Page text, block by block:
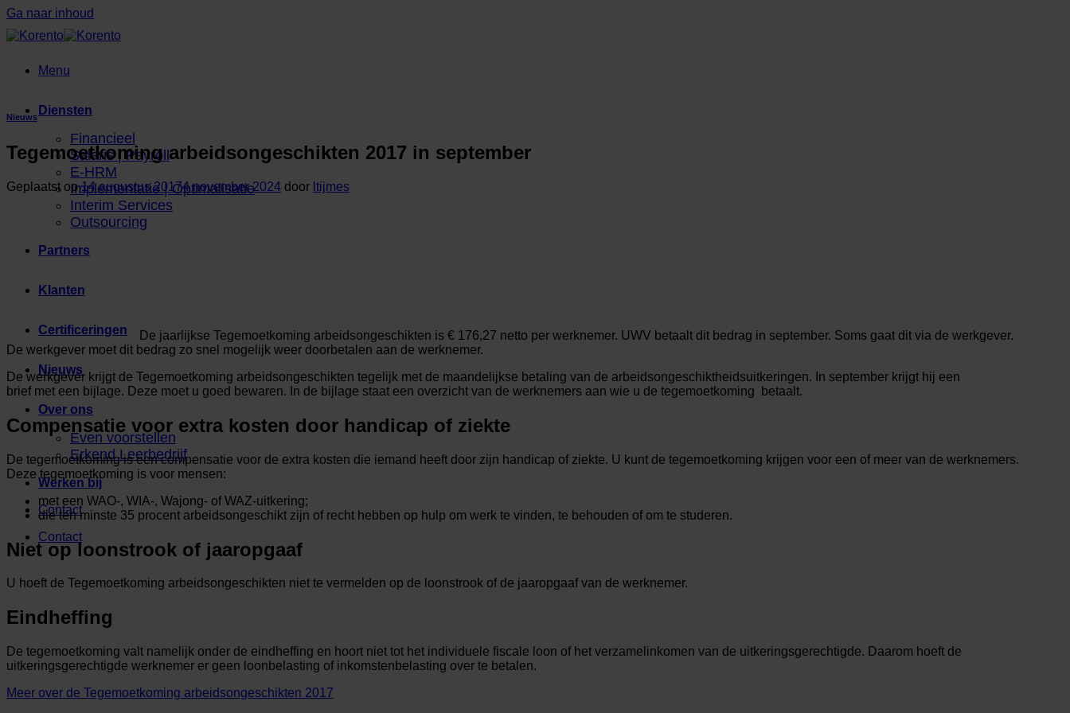
Ga naar inhoud
Menu
Diensten
Financieel
Salaris | Payroll
E-HRM
Implementatie | Optimalisatie
Interim Services
Outsourcing
Partners
Klanten
Certificeringen
Nieuws
Over ons
Even voorstellen
Erkend Leerbedrijf
Werken bij
Contact
Contact
Nieuws
Tegemoetkoming arbeidsongeschikten 2017 in september
Geplaatst op14 augustus 20174 november 2024 door ltijmes
De jaarlijkse Tegemoetkoming arbeidsongeschikten is € 176,27 netto per werknemer. UWV betaalt dit bedrag in september. Soms gaat dit via de werkgever.
De werkgever moet dit bedrag zo snel mogelijk weer doorbetalen aan de werknemer.
De werkgever krijgt de Tegemoetkoming arbeidsongeschikten tegelijk met de maandelijkse betaling van de arbeidsongeschiktheidsuitkeringen. In september krijgt hij een
brief met een bijlage. Deze moet u goed bewaren. In de bijlage staat een overzicht van de werknemers aan wie u de tegemoetkoming betaalt.
Compensatie voor extra kosten door handicap of ziekte
De tegemoetkoming is een compensatie voor de extra kosten die iemand heeft door zijn handicap of ziekte. U kunt de tegemoetkoming krijgen voor een of meer van de werknemers.
Deze tegemoetkoming is voor mensen:
met een WAO-, WIA-, Wajong- of WAZ-uitkering;
die ten minste 35 procent arbeidsongeschikt zijn of recht hebben op hulp om werk te vinden, te behouden of om te studeren.
Niet op loonstrook of jaaropgaaf
U hoeft de Tegemoetkoming arbeidsongeschikten niet te vermelden op de loonstrook of de jaaropgaaf van de werknemer.
Eindheffing
De tegemoetkoming valt namelijk onder de eindheffing en hoort niet tot het individuele fiscale loon of het verzamelinkomen van de uitkeringsgerechtigde. Daarom hoeft de
uitkeringsgerechtigde werknemer er geen loonbelasting of inkomstenbelasting over te betalen.
Meer over de Tegemoetkoming arbeidsongeschikten 2017